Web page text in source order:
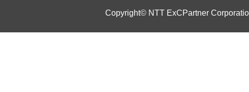
Copyright© NTT ExCPartner